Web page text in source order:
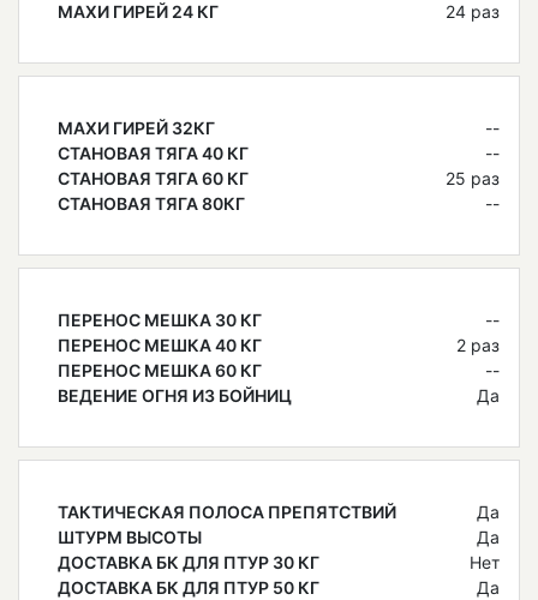
МАХИ ГИРЕЙ 24 КГ
24 раз
МАХИ ГИРЕЙ 32КГ
--
СТАНОВАЯ ТЯГА 40 КГ
--
СТАНОВАЯ ТЯГА 60 КГ
25 раз
СТАНОВАЯ ТЯГА 80КГ
--
ПЕРЕНОС МЕШКА 30 КГ
--
ПЕРЕНОС МЕШКА 40 КГ
2 раз
ПЕРЕНОС МЕШКА 60 КГ
--
ВЕДЕНИЕ ОГНЯ ИЗ БОЙНИЦ
Да
ТАКТИЧЕСКАЯ ПОЛОСА ПРЕПЯТСТВИЙ
Да
ШТУРМ ВЫСОТЫ
Да
ДОСТАВКА БК ДЛЯ ПТУР 30 КГ
Нет
ДОСТАВКА БК ДЛЯ ПТУР 50 КГ
Да